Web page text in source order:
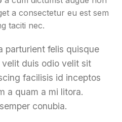
a consectetur eu est sem
taciti nec.
parturient felis quisque
duis odio velit sit
facilisis id inceptos
a quam a mi litora.
conubia.